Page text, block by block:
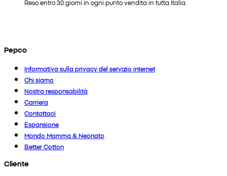
Reso entro 30 giorni in ogni punto vendita in tutta Italia.
Pepco
Informativa sulla privacy del servizio internet
Chi siamo
Nostra responsabilità
Carriera
Contattaci
Espansione
Mondo Mamma & Neonato
Better Cotton
Cliente